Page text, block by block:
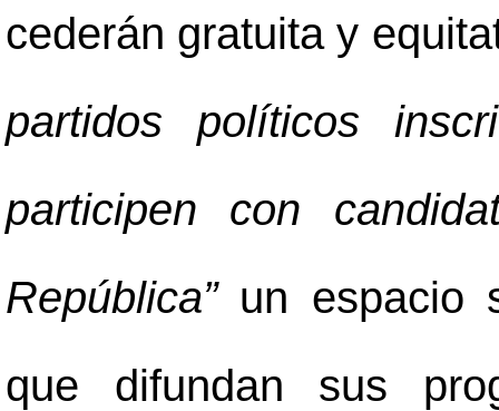
cederán gratuita y
partidos políticos
participen con
República”un espacio
que difundan sus